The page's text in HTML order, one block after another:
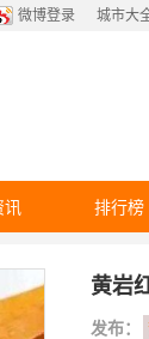
微博登录 城市大
讯 排行榜
黄岩
发布：